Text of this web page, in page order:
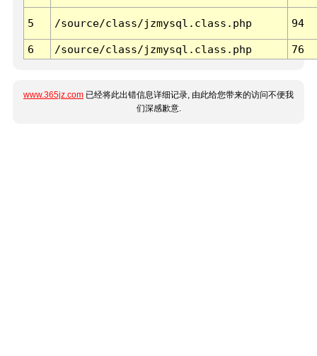
5 /source/class/jzmysql.class.php 94
6 /source/class/jzmysql.class.php 76
www.365jz.com 已经将此出错信息详细记录, 由此给您带来的访问不便我
们深感歉意.